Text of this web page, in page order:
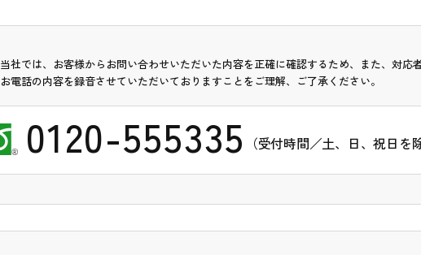
当社では、お客様からお問い合わせいただいた内容を正確に確認するため、また、対応
お電話の内容を録音させていただいておりますことをご理解、ご了承ください。
0120-555335 （受付時間／土、日、祝日を